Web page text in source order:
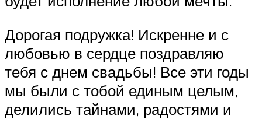
Дорогая подружка! Искренне и с
любовью в сердце поздравляю
тебя с днем свадьбы! Все эти годы
мы были с тобой единым целым,
делились тайнами, радостями и